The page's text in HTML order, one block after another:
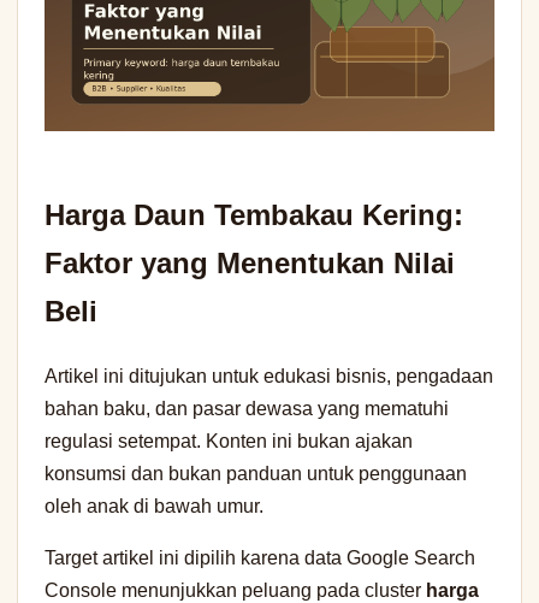
Harga Daun Tembakau Kering:
Faktor yang Menentukan Nilai
Beli
Artikel ini ditujukan untuk edukasi bisnis, pengadaan
bahan baku, dan pasar dewasa yang mematuhi
regulasi setempat. Konten ini bukan ajakan
konsumsi dan bukan panduan untuk penggunaan
oleh anak di bawah umur.
Target artikel ini dipilih karena data Google Search
Console menunjukkan peluang pada cluster harga